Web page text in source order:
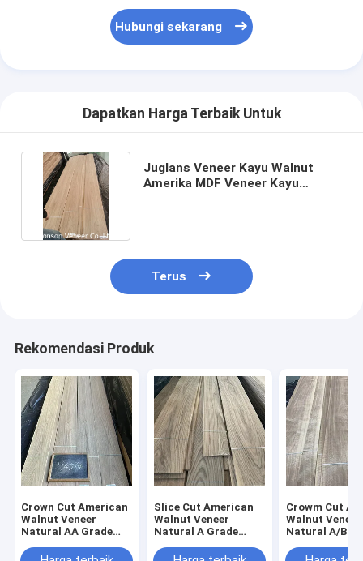
Hubungi sekarang
Dapatkan Harga Terbaik Untuk
Juglans Veneer Kayu Walnut
Amerika MDF Veneer Kayu
Terus
Rekomendasi Produk
Crown Cut American
Walnut Veneer
Natural AA Grade
Warna ringan
Slice Cut American
Walnut Veneer
Natural A Grade
Pintu Lantai
Crowm Cut
Walnut Veneer
Natural A/B